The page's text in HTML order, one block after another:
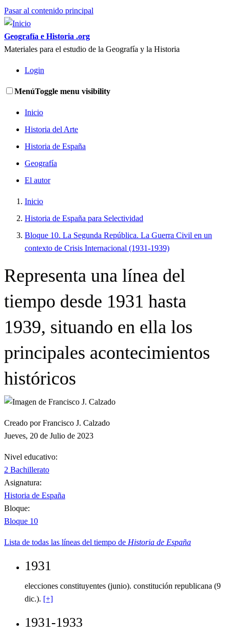
Pasar al contenido principal
Geografía e Historia .org
Materiales para el estudio de la Geografía y la Historia
Login
MenúToggle menu visibility
Inicio
Historia del Arte
Historia de España
Geografía
El autor
Inicio
Historia de España para Selectividad
Bloque 10. La Segunda República. La Guerra Civil en un
contexto de Crisis Internacional (1931-1939)
Representa una línea del
tiempo desde 1931 hasta
1939, situando en ella los
principales acontecimientos
históricos
Creado por Francisco J. Calzado
Jueves, 20 de Julio de 2023
Nivel educativo:
2 Bachillerato
Asignatura:
Historia de España
Bloque:
Bloque 10
Lista de todas las líneas del tiempo de Historia de España
1931
elecciones constituyentes (junio). constitución republicana (9
dic.). [+]
1931-1933